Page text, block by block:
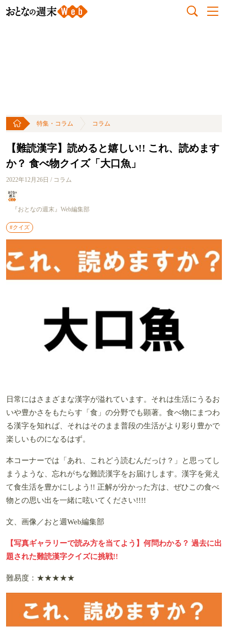
特集・コラム コラム
【難読漢字】読めると嬉しい!! これ、読めます
か？ 食べ物クイズ「大口魚」
2022年12月26日 / コラム
『おとなの週末』Web編集部
#クイズ
日常にはさまざまな漢字が溢れています。それは生活にうるお
いや豊かさをもたらす「食」の分野でも顕著。食べ物にまつわ
る漢字を知れば、それはそのまま普段の生活がより彩り豊かで
楽しいものになるはず。
本コーナーでは「あれ、これどう読むんだっけ？」と思ってし
まうような、忘れがちな難読漢字をお届けします。漢字を覚え
て食生活を豊かにしよう!! 正解が分かった方は、ぜひこの食べ
物との思い出を一緒に呟いてください!!!!
文、画像／おと週Web編集部
【写真ギャラリーで読み方を当てよう】何問わかる？ 過去に出
題された難読漢字クイズに挑戦!!
難易度：★★★★★